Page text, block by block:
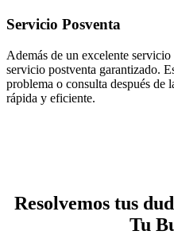
Servicio Posventa
Además de un excelente
servicio postventa garantizado.
problema o consulta después de
rápida y eficiente.
Resolvemos tus
Tu